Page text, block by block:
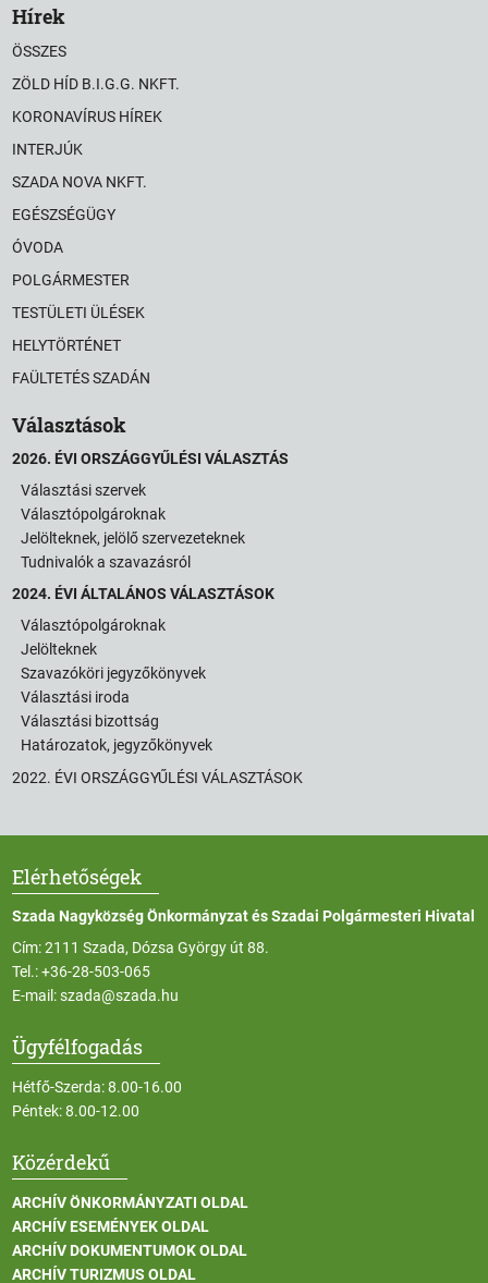
Hírek
ÖSSZES
ZÖLD HÍD B.I.G.G. NKFT.
KORONAVÍRUS HÍREK
INTERJÚK
SZADA NOVA NKFT.
EGÉSZSÉGÜGY
ÓVODA
POLGÁRMESTER
TESTÜLETI ÜLÉSEK
HELYTÖRTÉNET
FAÜLTETÉS SZADÁN
Választások
2026. ÉVI ORSZÁGGYŰLÉSI VÁLASZTÁS
Választási szervek
Választópolgároknak
Jelölteknek, jelölő szervezeteknek
Tudnivalók a szavazásról
2024. ÉVI ÁLTALÁNOS VÁLASZTÁSOK
Választópolgároknak
Jelölteknek
Szavazóköri jegyzőkönyvek
Választási iroda
Választási bizottság
Határozatok, jegyzőkönyvek
2022. ÉVI ORSZÁGGYŰLÉSI VÁLASZTÁSOK
Elérhetőségek
Szada Nagyközség Önkormányzat és Szadai Polgármesteri Hivatal
Cím: 2111 Szada, Dózsa György út 88.
Tel.:+36-28-503-065
E-mail:szada@szada.hu
Ügyfélfogadás
Hétfő-Szerda: 8.00-16.00
Péntek: 8.00-12.00
Közérdekű
ARCHÍV ÖNKORMÁNYZATI OLDAL
ARCHÍV ESEMÉNYEK OLDAL
ARCHÍV DOKUMENTUMOK OLDAL
ARCHÍV TURIZMUS OLDAL